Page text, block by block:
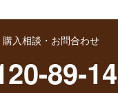
購入相談・お問合わせ
89-